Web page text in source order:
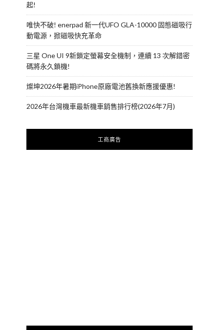
起!
唯快不破! enerpad 新一代UFO GLA-10000 固態磁吸行
動電源，掀磁吸快充革命
三星 One UI 9新鎖定螢幕安全機制，連續 13 次解錯密
碼將永久鎖機!
燦坤2026年暑期iPhone原廠電池舊換新應援優惠!
2026年台灣機車最新機車銷售排行榜(2026年7月)
工商廣告